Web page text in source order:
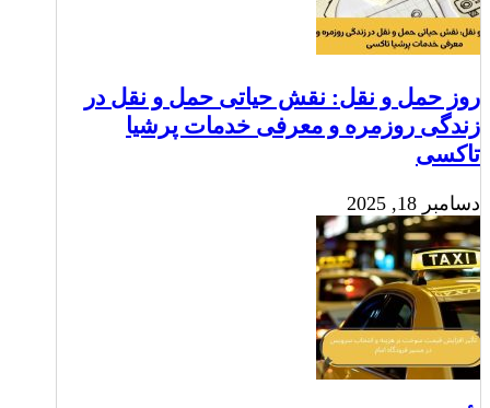
روز حمل و نقل: نقش حیاتی حمل و نقل در
زندگی روزمره و معرفی خدمات پرشیا
تاکسی
دسامبر 18, 2025